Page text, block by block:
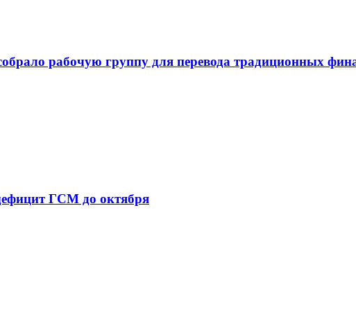
рабочую группу для перевода традиционных
ГСМ до октября